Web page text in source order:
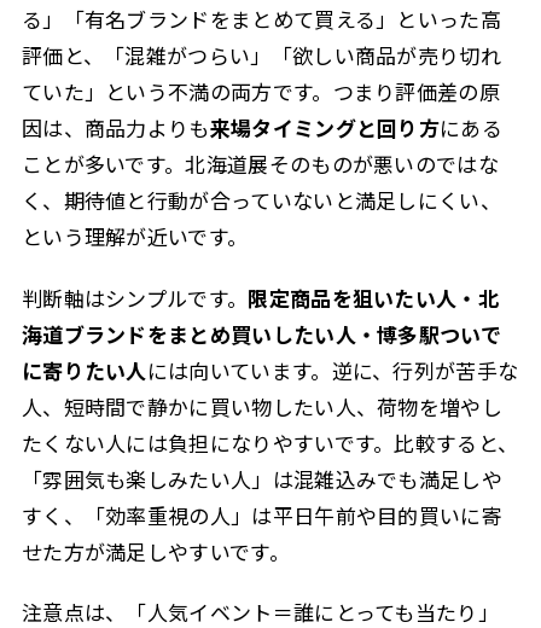
る」「有名ブランドをまとめて買える」といった高
評価と、「混雑がつらい」「欲しい商品が売り切れ
ていた」という不満の両方です。つまり評価差の原
因は、商品力よりも来場タイミングと回り方にある
ことが多いです。北海道展そのものが悪いのではな
く、期待値と行動が合っていないと満足しにくい、
という理解が近いです。
判断軸はシンプルです。 限定商品を狙いたい人・北
海道ブランドをまとめ買いしたい人・博多駅ついで
に寄りたい人には向いています。逆に、行列が苦手な
人、短時間で静かに買い物したい人、荷物を増やし
たくない人には負担になりやすいです。比較すると、
「雰囲気も楽しみたい人」は混雑込みでも満足しや
すく、「効率重視の人」は平日午前や目的買いに寄
せた方が満足しやすいです。
注意点は、「人気イベント＝誰にとっても当たり」